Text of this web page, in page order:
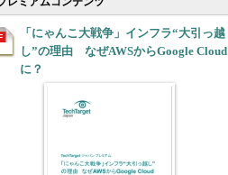
「にゃんこ大戦争」インフラ“大引っ越
し”の理由 なぜAWSからGoogle Cloud
に？